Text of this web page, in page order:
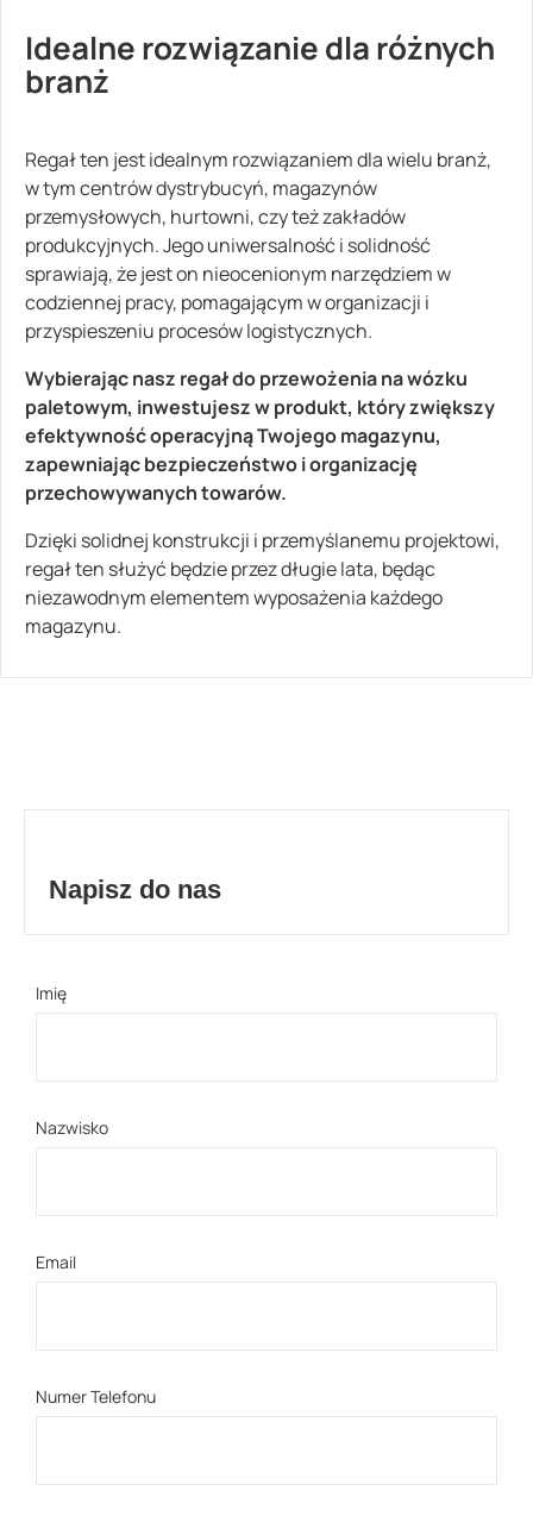
Idealne rozwiązanie dla różnych
branż
Regał ten jest idealnym rozwiązaniem dla wielu branż,
w tym centrów dystrybucyń, magazynów
przemysłowych, hurtowni, czy też zakładów
produkcyjnych. Jego uniwersalność i solidność
sprawiają, że jest on nieocenionym narzędziem w
codziennej pracy, pomagającym w organizacji i
przyspieszeniu procesów logistycznych.
Wybierając nasz regał do przewożenia na wózku
paletowym, inwestujesz w produkt, który zwiększy
efektywność operacyjną Twojego magazynu,
zapewniając bezpieczeństwo i organizację
przechowywanych towarów.
Dzięki solidnej konstrukcji i przemyślanemu projektowi,
regał ten służyć będzie przez długie lata, będąc
niezawodnym elementem wyposażenia każdego
magazynu.
Napisz do nas
Imię
Nazwisko
Email
Numer Telefonu